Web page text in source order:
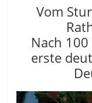
Vom
Nach
erste